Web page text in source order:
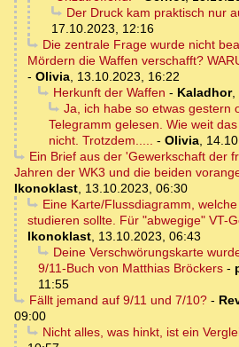
Der Druck kam praktisch nur
17.10.2023, 12:16
Die zentrale Frage wurde nicht
Mördern die Waffen verschafft?
- Olivia, 13.10.2023, 16:22
Herkunft der Waffen - Kaladhor,
Ja, ich habe so etwas gestern
Telegramm gelesen. Wie weit
nicht. Trotzdem..... - Olivia,
Ein Brief aus der 'Gewerkschaft der
Jahren der WK3 und die beiden
Ikonoklast, 13.10.2023, 06:30
Eine Karte/Flussdiagramm,
studieren sollte. Für "abwegige" VT-
Ikonoklast, 13.10.2023, 06:43
Deine Verschwörungskarte
9/11-Buch von Matthias Bröckers -
11:55
Fällt jemand auf 9/11 und 7/10?-
09:00
Nicht alles, was hinkt, ist ein